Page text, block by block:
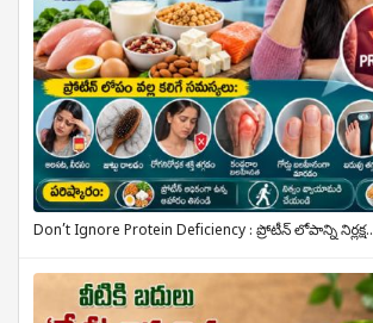
Don’t Ignore Protein Deficiency : ప్రోటీన్ లోపాన్ని నిర్లక్ష..